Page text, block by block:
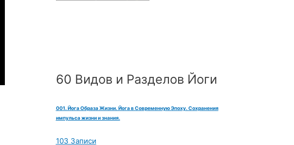
60 Видов и Разделов Йоги
001. Йога Образа Жизни. Йога в Современную Эпоху. Сохранения
импульса жизни и знания.
103 Записи